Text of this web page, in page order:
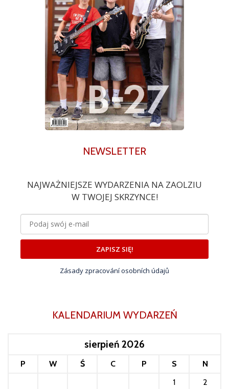
NEWSLETTER
NAJWAŻNIEJSZE WYDARZENIA NA ZAOLZIU
W TWOJEJ SKRZYNCE!
ZAPISZ SIĘ!
Zásady zpracování osobních údajů
KALENDARIUM WYDARZEŃ
sierpień 2026
P W Ś C P S
N
1
2